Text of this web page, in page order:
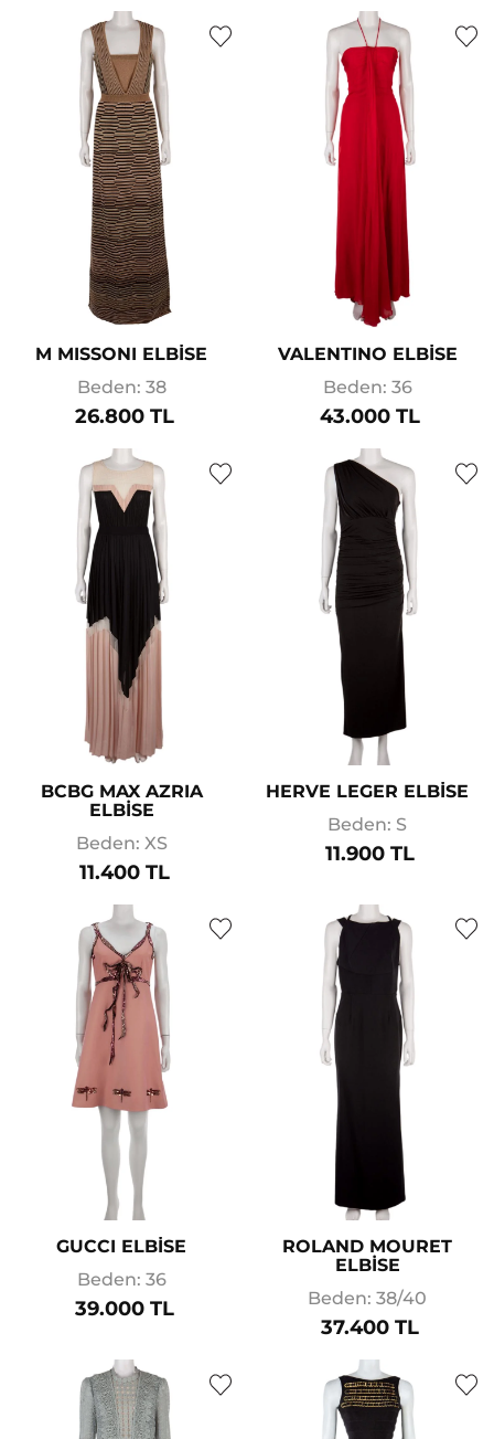
M MISSONI ELBİSE
Beden: 38
26.800 TL
VALENTINO ELBİSE
Beden: 36
43.000 TL
BCBG MAX AZRIA
ELBİSE
Beden: XS
11.400 TL
HERVE LEGER ELBİSE
Beden: S
11.900 TL
GUCCI ELBİSE
Beden: 36
39.000 TL
ROLAND MOURET
ELBİSE
Beden: 38/40
37.400 TL